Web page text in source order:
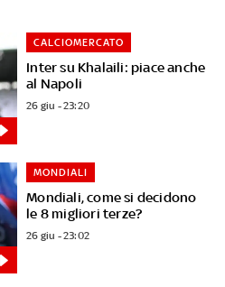
Inter su Khalaili: piace anche
al Napoli
CALCIOMERCATO
26 giu - 23:20
Mondiali, come si decidono
le 8 migliori terze?
MONDIALI
26 giu - 23:02